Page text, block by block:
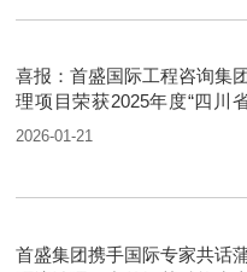
喜报：首盛国际工程咨询集
理项目荣获2025年度“四川
质机电安装工程”
2026-01-21
首盛集团携手国际专家共话